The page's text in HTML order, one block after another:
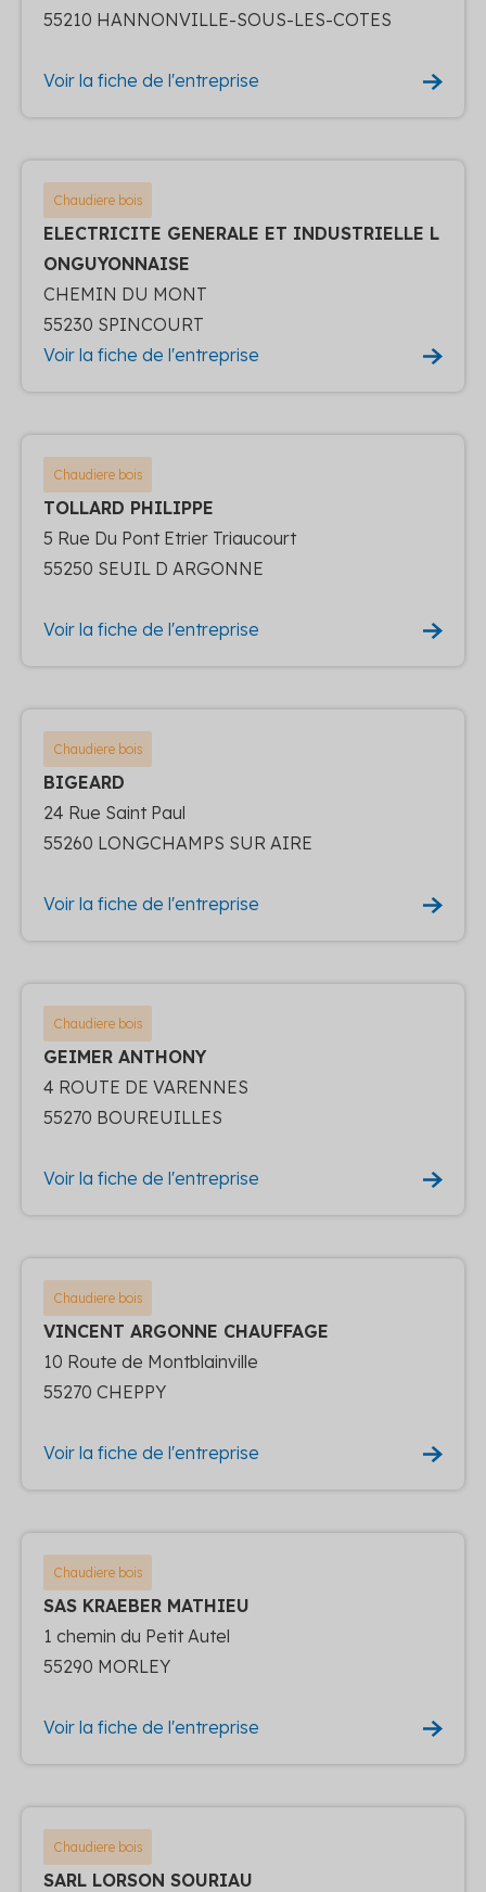
55210 HANNONVILLE-SOUS-LES-COTES
Voir la fiche de l'entreprise
Chaudiere bois
ELECTRICITE GENERALE ET INDUSTRIELLE L
ONGUYONNAISE
CHEMIN DU MONT
55230 SPINCOURT
Voir la fiche de l'entreprise
Chaudiere bois
TOLLARD PHILIPPE
5 Rue Du Pont Etrier Triaucourt
55250 SEUIL D ARGONNE
Voir la fiche de l'entreprise
Chaudiere bois
BIGEARD
24 Rue Saint Paul
55260 LONGCHAMPS SUR AIRE
Voir la fiche de l'entreprise
Chaudiere bois
GEIMER ANTHONY
4 ROUTE DE VARENNES
55270 BOUREUILLES
Voir la fiche de l'entreprise
Chaudiere bois
VINCENT ARGONNE CHAUFFAGE
10 Route de Montblainville
55270 CHEPPY
Voir la fiche de l'entreprise
Chaudiere bois
SAS KRAEBER MATHIEU
1 chemin du Petit Autel
55290 MORLEY
Voir la fiche de l'entreprise
Chaudiere bois
SARL LORSON SOURIAU